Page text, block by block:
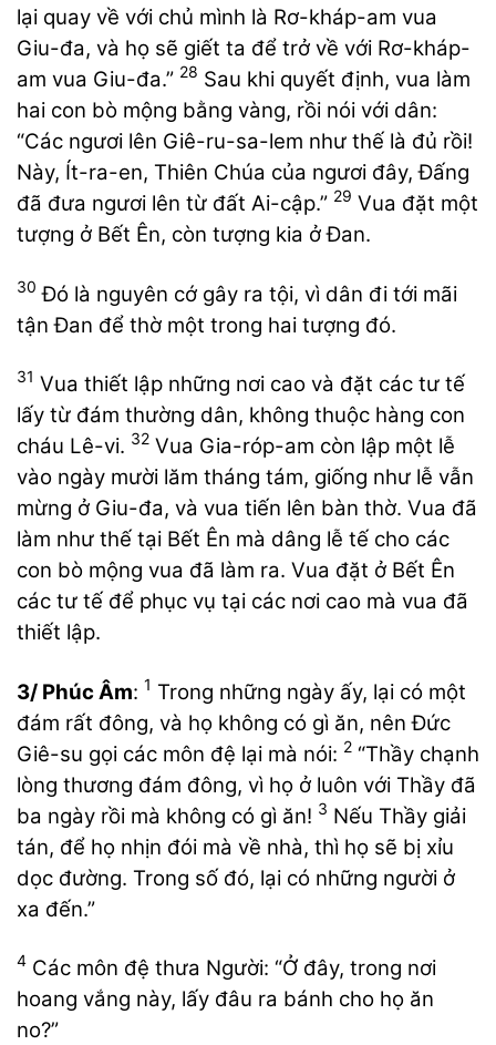
lại quay về với chủ mình là Rơ-kháp-am vua
Giu-đa, và họ sẽ giết ta để trở về với Rơ-kháp-
am vua Giu-đa.” 28 Sau khi quyết định, vua làm
hai con bò mộng bằng vàng, rồi nói với dân:
“Các ngươi lên Giê-ru-sa-lem như thế là đủ rồi!
Này, Ít-ra-en, Thiên Chúa của ngươi đây, Đấng
đã đưa ngươi lên từ đất Ai-cập.” 29 Vua đặt một
tượng ở Bết Ên, còn tượng kia ở Đan.
30 Đó là nguyên cớ gây ra tội, vì dân đi tới mãi
tận Đan để thờ một trong hai tượng đó.
31 Vua thiết lập những nơi cao và đặt các tư tế
lấy từ đám thường dân, không thuộc hàng con
cháu Lê-vi. 32 Vua Gia-róp-am còn lập một lễ
vào ngày mười lăm tháng tám, giống như lễ vẫn
mừng ở Giu-đa, và vua tiến lên bàn thờ. Vua đã
làm như thế tại Bết Ên mà dâng lễ tế cho các
con bò mộng vua đã làm ra. Vua đặt ở Bết Ên
các tư tế để phục vụ tại các nơi cao mà vua đã
thiết lập.
3/ Phúc Âm: 1 Trong những ngày ấy, lại có một
đám rất đông, và họ không có gì ăn, nên Đức
Giê-su gọi các môn đệ lại mà nói: 2 “Thầy chạnh
lòng thương đám đông, vì họ ở luôn với Thầy đã
ba ngày rồi mà không có gì ăn! 3 Nếu Thầy giải
tán, để họ nhịn đói mà về nhà, thì họ sẽ bị xỉu
dọc đường. Trong số đó, lại có những người ở
xa đến.”
4 Các môn đệ thưa Người: “Ở đây, trong nơi
hoang vắng này, lấy đâu ra bánh cho họ ăn
no?”